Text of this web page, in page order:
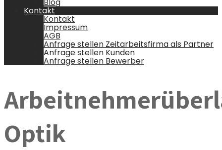
Kontakt
Kontakt
Impressum
AGB
Anfrage stellen Zeitarbeitsfirma als Partner
Anfrage stellen Kunden
Anfrage stellen Bewerber
Optik